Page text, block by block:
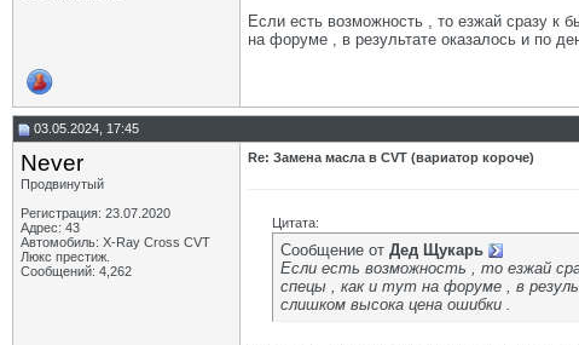
Если есть возможность , то езжай сразу к
на форуме , в результате оказалось и по
03.05.2024, 17:45
Never
Продвинутый
Регистрация: 23.07.2020
Адрес: 43
Автомобиль: X-Ray Cross CVT
Люкс престиж.
Сообщений: 4,262
Re: Замена масла в CVT (вариатор короче)
Цитата:
Сообщение от Дед Щукарь
Если есть возможность , то езжай
спецы , как и тут на форуме , в
слишком высока цена ошибки .